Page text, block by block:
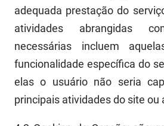
adequada prestação do
atividades abrangidas
necessárias incluem
funcionalidade específica do
elas o usuário não seria
principais atividades do site ou